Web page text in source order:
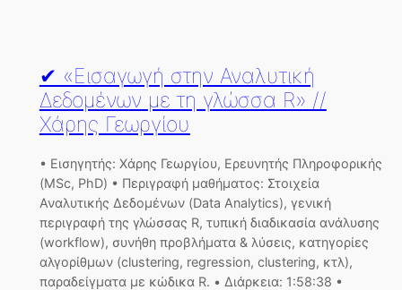
✔ «Εισαγωγή στην Αναλυτική
Δεδομένων με τη γλώσσα R» //
Χάρης Γεωργίου
• Εισηγητής: Χάρης Γεωργίου, Ερευνητής Πληροφορικής
(MSc, PhD) • Περιγραφή μαθήματος: Στοιχεία
Αναλυτικής Δεδομένων (Data Analytics), γενική
περιγραφή της γλώσσας R, τυπική διαδικασία ανάλυσης
(workflow), συνήθη προβλήματα & λύσεις, κατηγορίες
αλγορίθμων (clustering, regression, clustering, κτλ),
παραδείγματα με κώδικα R. • Διάρκεια: 1:58:38 •